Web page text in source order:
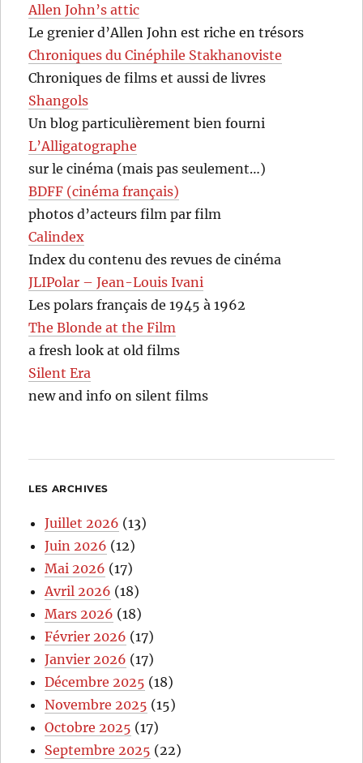
Allen John’s attic
Le grenier d’Allen John est riche en trésors
Chroniques du Cinéphile Stakhanoviste
Chroniques de films et aussi de livres
Shangols
Un blog particulièrement bien fourni
L’Alligatographe
sur le cinéma (mais pas seulement…)
BDFF (cinéma français)
photos d’acteurs film par film
Calindex
Index du contenu des revues de cinéma
JLIPolar – Jean-Louis Ivani
Les polars français de 1945 à 1962
The Blonde at the Film
a fresh look at old films
Silent Era
new and info on silent films
LES ARCHIVES
Juillet 2026 (13)
Juin 2026 (12)
Mai 2026 (17)
Avril 2026 (18)
Mars 2026 (18)
Février 2026 (17)
Janvier 2026 (17)
Décembre 2025 (18)
Novembre 2025 (15)
Octobre 2025 (17)
Septembre 2025 (22)